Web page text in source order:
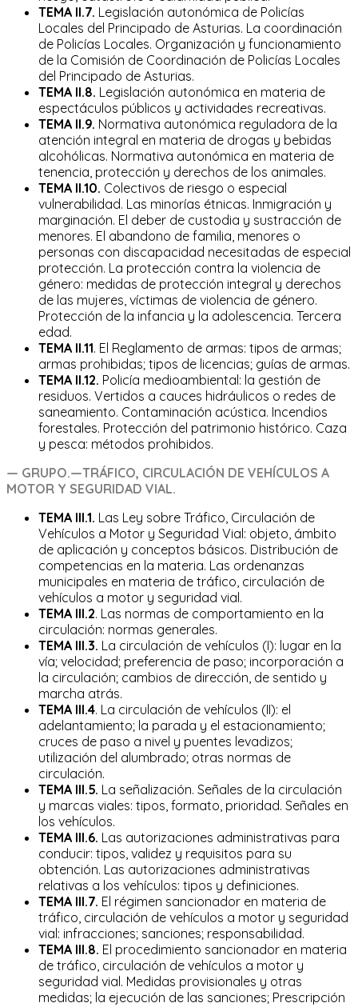
TEMA II.7. Legislación autonómica de Policías
Locales del Principado de Asturias. La coordinación
de Policías Locales. Organización y funcionamiento
de la Comisión de Coordinación de Policías Locales
del Principado de Asturias.
TEMA II.8. Legislación autonómica en materia de
espectáculos públicos y actividades recreativas.
TEMA II.9. Normativa autonómica reguladora de la
atención integral en materia de drogas y bebidas
alcohólicas. Normativa autonómica en materia de
tenencia, protección y derechos de los animales.
TEMA II.10. Colectivos de riesgo o especial
vulnerabilidad. Las minorías étnicas. Inmigración y
marginación. El deber de custodia y sustracción de
menores. El abandono de familia, menores o
personas con discapacidad necesitadas de especial
protección. La protección contra la violencia de
género: medidas de protección integral y derechos
de las mujeres, víctimas de violencia de género.
Protección de la infancia y la adolescencia. Tercera
edad.
TEMA II.11. El Reglamento de armas: tipos de armas;
armas prohibidas; tipos de licencias; guías de armas.
TEMA II.12. Policía medioambiental: la gestión de
residuos. Vertidos a cauces hidráulicos o redes de
saneamiento. Contaminación acústica. Incendios
forestales. Protección del patrimonio histórico. Caza
y pesca: métodos prohibidos.
— GRUPO.—TRÁFICO, CIRCULACIÓN DE VEHÍCULOS A
MOTOR Y SEGURIDAD VIAL.
TEMA III.1. Las Ley sobre Tráfico, Circulación de
Vehículos a Motor y Seguridad Vial: objeto, ámbito
de aplicación y conceptos básicos. Distribución de
competencias en la materia. Las ordenanzas
municipales en materia de tráfico, circulación de
vehículos a motor y seguridad vial.
TEMA III.2. Las normas de comportamiento en la
circulación: normas generales.
TEMA III.3. La circulación de vehículos (I): lugar en la
vía; velocidad; preferencia de paso; incorporación a
la circulación; cambios de dirección, de sentido y
marcha atrás.
TEMA III.4. La circulación de vehículos (II): el
adelantamiento; la parada y el estacionamiento;
cruces de paso a nivel y puentes levadizos;
utilización del alumbrado; otras normas de
circulación.
TEMA III.5. La señalización. Señales de la circulación
y marcas viales: tipos, formato, prioridad. Señales en
los vehículos.
TEMA III.6. Las autorizaciones administrativas para
conducir: tipos, validez y requisitos para su
obtención. Las autorizaciones administrativas
relativas a los vehículos: tipos y definiciones.
TEMA III.7. El régimen sancionador en materia de
tráfico, circulación de vehículos a motor y seguridad
vial: infracciones; sanciones; responsabilidad.
TEMA III.8. El procedimiento sancionador en materia
de tráfico, circulación de vehículos a motor y
seguridad vial. Medidas provisionales y otras
medidas; la ejecución de las sanciones; Prescripción